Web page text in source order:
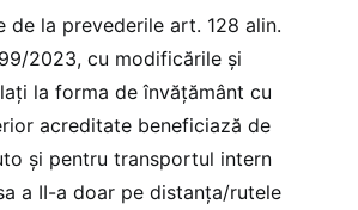
de la prevederile art. 128 alin.
2023, cu modificările și
la forma de învăţământ cu
acreditate beneficiază de
și pentru transportul intern
a II-a doar pe distanța/rutele